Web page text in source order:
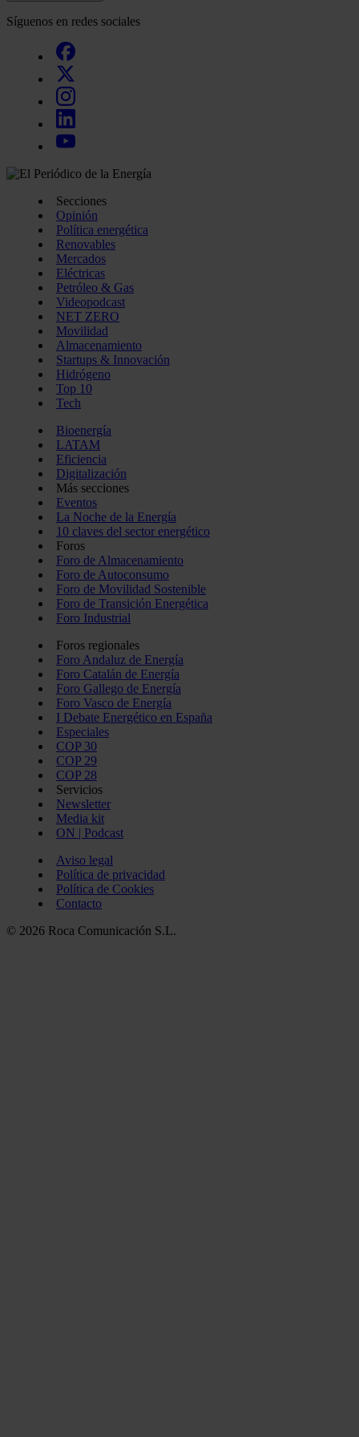
Síguenos en redes sociales
Secciones
Opinión
Política energética
Renovables
Mercados
Eléctricas
Petróleo & Gas
Videopodcast
NET ZERO
Movilidad
Almacenamiento
Startups & Innovación
Hidrógeno
Top 10
Tech
Bioenergía
LATAM
Eficiencia
Digitalización
Más secciones
Eventos
La Noche de la Energía
10 claves del sector energético
Foros
Foro de Almacenamiento
Foro de Autoconsumo
Foro de Movilidad Sostenible
Foro de Transición Energética
Foro Industrial
Foros regionales
Foro Andaluz de Energía
Foro Catalán de Energía
Foro Gallego de Energía
Foro Vasco de Energía
I Debate Energético en España
Especiales
COP 30
COP 29
COP 28
Servicios
Newsletter
Media kit
ON | Podcast
Aviso legal
Política de privacidad
Política de Cookies
Contacto
© 2026 Roca Comunicación S.L.